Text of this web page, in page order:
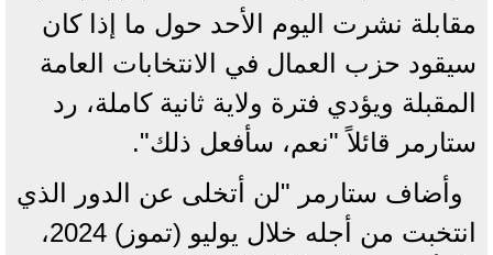
مقابلة نشرت اليوم الأحد حول ما إذا كان
سيقود حزب العمال في الانتخابات العامة
المقبلة ويؤدي فترة ولاية ثانية كاملة، رد
ستارمر قائلاً "نعم، سأفعل ذلك".
وأضاف ستارمر "لن أتخلى عن الدور الذي
انتخبت من أجله ​خلال يوليو (تموز) ​2024،